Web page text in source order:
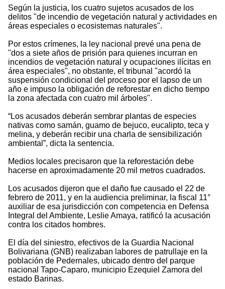
Según la justicia, los cuatro sujetos acusados de los
delitos "de incendio de vegetación natural y actividades en
áreas especiales o ecosistemas naturales".
Por estos crímenes, la ley nacional prevé una pena de
"dos a siete años de prisión para quienes incurran en
incendios de vegetación natural y ocupaciones ilícitas en
área especiales", no obstante, el tribunal "acordó la
suspensión condicional del proceso por el lapso de un
año e impuso la obligación de reforestar en dicho tiempo
la zona afectada con cuatro mil árboles".
“Los acusados deberán sembrar plantas de especies
nativas como samán, guamo de bejuco, eucalipto, teca y
melina, y deberán recibir una charla de sensibilización
ambiental”, dicta la sentencia.
Medios locales precisaron que la reforestación debe
hacerse en aproximadamente 20 mil metros cuadrados.
Los acusados dijeron que el daño fue causado el 22 de
febrero de 2011, y en la audiencia preliminar, la fiscal 11°
auxiliar de esa jurisdicción con competencia en Defensa
Integral del Ambiente, Leslie Amaya, ratificó la acusación
contra los citados hombres.
El día del siniestro, efectivos de la Guardia Nacional
Bolivariana (GNB) realizaban labores de patrullaje en la
población de Pedernales, ubicado dentro del parque
nacional Tapo-Caparo, municipio Ezequiel Zamora del
estado Barinas.